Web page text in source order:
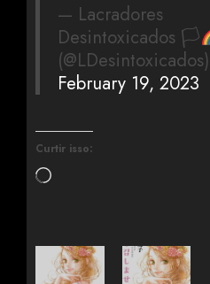
— Lacradores
Desintoxicados 🏳‍
(@LDesintoxicados)
February 19, 2023
Curtir isso: